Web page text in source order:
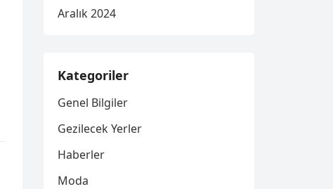
Aralık 2024
Kategoriler
Genel Bilgiler
Gezilecek Yerler
Haberler
Moda